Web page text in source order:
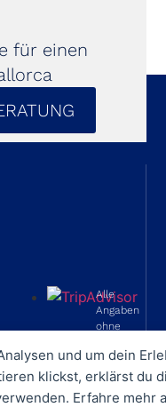
und um dein
klickst, erklärst du
Erfahre mehr
für einen
Alle
Angaben
ohne
Alle
Angaben